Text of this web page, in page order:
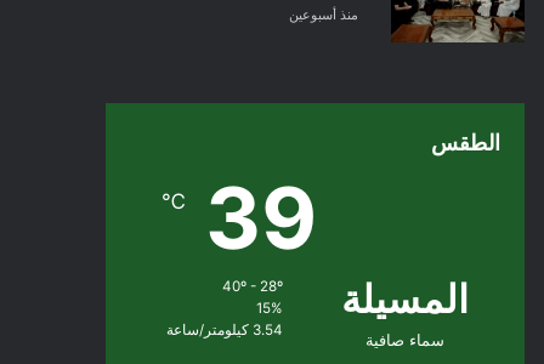
منذ أسبوعين
الطقس
المسيلة
سماء صافية
39
℃
40º - 28º
15%
3.54 كيلومتر/ساعة